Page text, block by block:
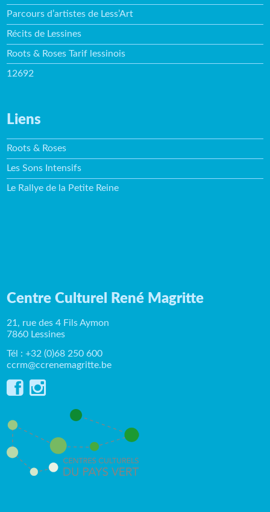
Parcours d’artistes de Less’Art
Récits de Lessines
Roots & Roses Tarif lessinois
12692
Liens
Roots & Roses
Les Sons Intensifs
Le Rallye de la Petite Reine
Centre Culturel René Magritte
21, rue des 4 Fils Aymon
7860 Lessines
Tél : +32 (0)68 250 600
ccrm@ccrenemagritte.be